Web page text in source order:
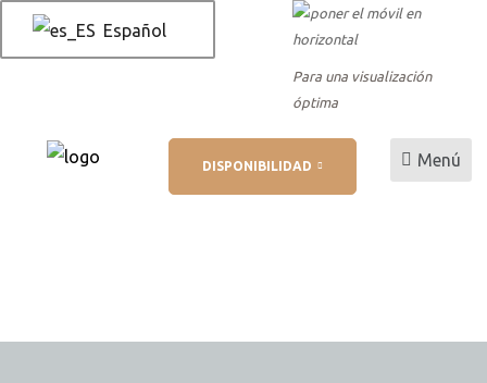
Español
Para una visualización
óptima
DISPONIBILIDAD Menú